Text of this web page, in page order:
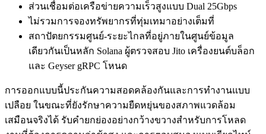
ส่วนเชื่อมต่อเครือข่ายความเร็วสูงแบบ Dual 25Gbps
ไม่รวมการจองทรัพยากรที่ทุ่มเทมาอย่างเต็มที่
สถาปัตยกรรมศูนย์-ระยะไกลที่อยู่ภายในศูนย์ข้อมูล
เดียวกันเป็นหลัก Solana ผู้ตรวจสอบ Jito เครื่องยนต์บล็อก
และ Geyser gRPC โหนด
การออกแบบนี้ประกันความสอดคล้องกันและการทํางานแบบ
เปลือย ในขณะที่ยังรักษาความยืดหยุ่นของสภาพแวดล้อม
เสมือนจริงได้ รับคํายกย่องอย่างกว้างขวางสําหรับการโหลด